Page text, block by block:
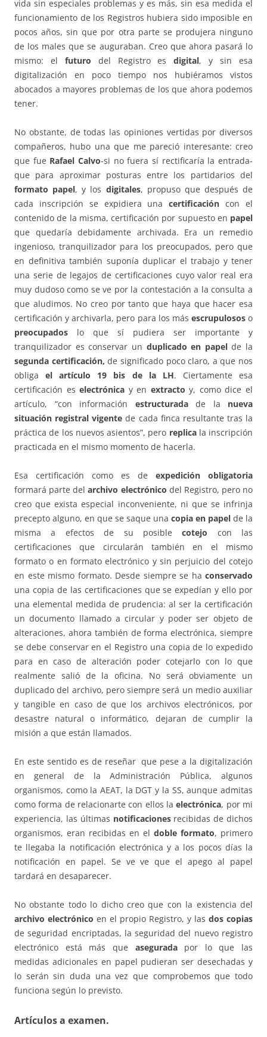
vida sin especiales problemas y es más, sin esa medida el
funcionamiento de los Registros hubiera sido imposible en
pocos años, sin que por otra parte se produjera ninguno
de los males que se auguraban. Creo que ahora pasará lo
mismo: el futuro del Registro esdigital, y sin esa
digitalización en poco tiempo nos hubiéramos vistos
abocados a mayores problemas de los que ahora podemos
tener.
No obstante, de todas las opiniones vertidas por diversos
compañeros, hubo una que me pareció interesante: creo
que fue Rafael Calvo-si no fuera sí rectificaría la entrada-
que para aproximar posturas entre los partidarios del
formato papel, y los digitales, propuso que después de
cada inscripción se expidiera unacertificación con el
contenido de la misma, certificación por supuesto en papel
que quedaría debidamente archivada. Era un remedio
ingenioso, tranquilizador para los preocupados, pero que
en definitiva también suponía duplicar el trabajo y tener
una serie de legajos de certificaciones cuyo valor real era
muy dudoso como se ve por la contestación a la consulta a
que aludimos. No creo por tanto que haya que hacer esa
certificación y archivarla, pero para los más escrupulososo
preocupados lo que sí pudiera ser importante y
tranquilizador es conservar un duplicado en papelde la
segunda certificación,de significado poco claro, a que nos
obligael artículo 19 bis de la LH. Ciertamente esa
certificación eselectrónica y en extracto y, como dice el
artículo, “con información estructuradade la nueva
situación registral vigente de cada finca resultante tras la
práctica de los nuevos asientos”, pero replicala inscripción
practicada en el mismo momento de hacerla.
Esa certificación como es de expedición obligatoria
formará parte delarchivo electrónico del Registro, pero no
creo que exista especial inconveniente, ni que se infrinja
precepto alguno, en que se saque una copia en papel de la
misma a efectos de su posiblecotejo con las
certificaciones que circularán también en el mismo
formato o en formato electrónico y sin perjuicio del cotejo
en este mismo formato. Desde siempre se ha conservado
una copia de las certificaciones que se expedían y ello por
una elemental medida de prudencia: al ser la certificación
un documento llamado a circular y poder ser objeto de
alteraciones, ahora también de forma electrónica, siempre
se debe conservar en el Registro una copia de lo expedido
para en caso de alteración poder cotejarlo con lo que
realmente salió de la oficina. No será obviamente un
duplicado del archivo, pero siempre será un medio auxiliar
y tangible en caso de que los archivos electrónicos, por
desastre natural o informático, dejaran de cumplir la
misión a que están llamados.
En este sentido es de reseñar que pese a la digitalización
en general de la Administración Pública, algunos
organismos, como la AEAT, la DGT y la SS, aunque admitas
como forma de relacionarte con ellos laelectrónica, por mi
experiencia, las últimas notificacionesrecibidas de dichos
organismos, eran recibidas en el doble formato, primero
te llegaba la notificación electrónica y a los pocos días la
notificación en papel. Se ve ve que el apego al papel
tardará en desaparecer.
No obstante todo lo dicho creo que con la existencia del
archivo electrónico en el propio Registro, y las dos copias
de seguridad encriptadas, la seguridad del nuevo registro
electrónico está más que aseguradapor lo que las
medidas adicionales en papel pudieran ser desechadas y
lo serán sin duda una vez que comprobemos que todo
funciona según lo previsto.
Artículos a examen.